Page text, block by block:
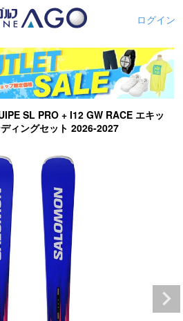
ログイン
SL PRO + I12 GW RACE エキッ
ィングセット 2026-2027